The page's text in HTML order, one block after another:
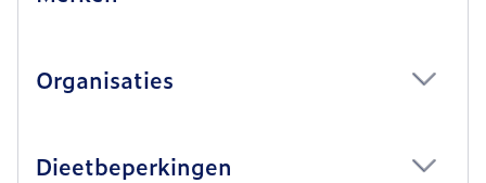
Organisaties
Dieetbeperkingen